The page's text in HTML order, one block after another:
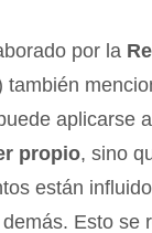
por la
también
aplicarse
propio, sino
están
Esto se